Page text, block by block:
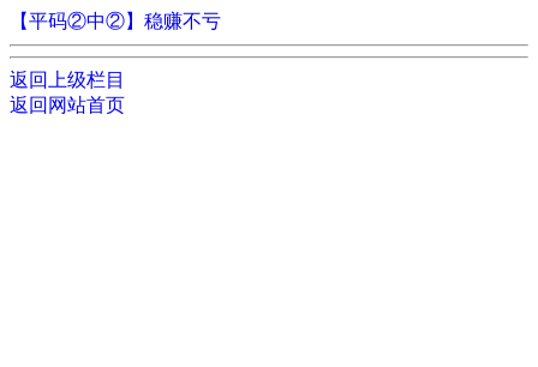
【平码②中②】稳赚不亏
返回上级栏目
返回网站首页